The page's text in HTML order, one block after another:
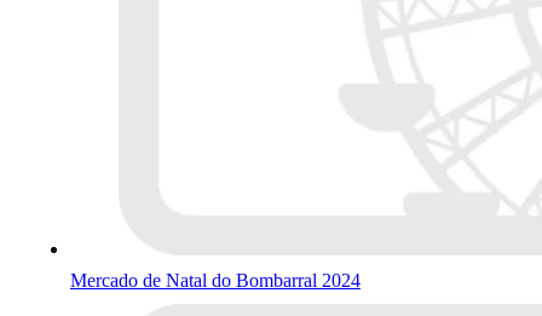
Mercado de Natal do Bombarral 2024